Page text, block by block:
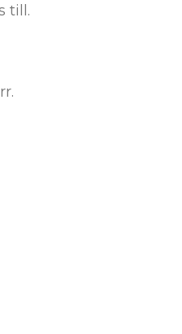
till.